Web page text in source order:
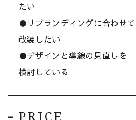
たい
●リブランディングに合わせて
改装したい
●デザインと導線の見直しを
検討している